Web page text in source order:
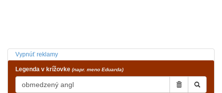
Vypnúť reklamy
Legenda v krížovke (napr. meno Eduarda)